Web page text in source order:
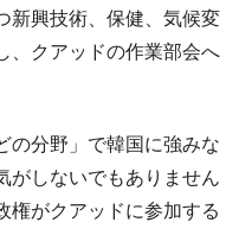
新興技術、保健、気候変
、クアッドの作業部会へ
の分野」で韓国に強みな
しないでもありません
権がクアッドに参加する